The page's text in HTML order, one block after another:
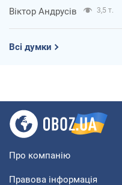
Віктор Андрусів 3,5 т.
Всі думки
Про компанію
Правова інформація